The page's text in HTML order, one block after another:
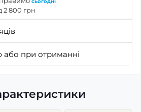
2 800 грн
або при отриманні